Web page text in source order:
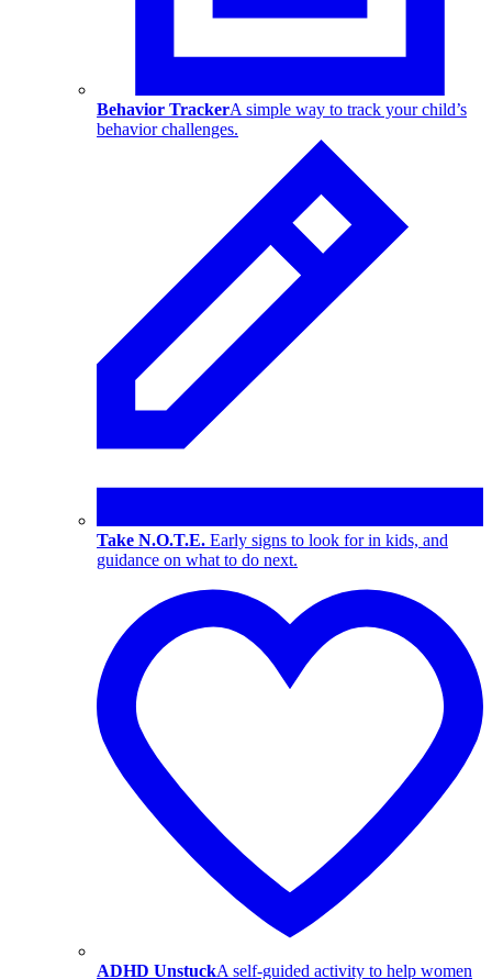
Behavior TrackerA simple way to track your child’s
behavior challenges.
Take N.O.T.E. Early signs to look for in kids, and
guidance on what to do next.
ADHD UnstuckA self-guided activity to help women